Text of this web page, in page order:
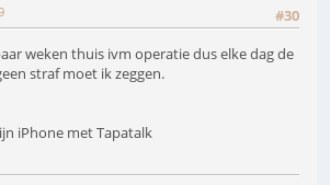
#30
weken thuis ivm operatie dus elke dag de
straf moet ik zeggen.
iPhone met Tapatalk